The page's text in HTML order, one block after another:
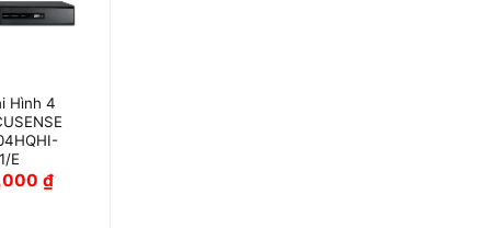
Hình 4
E
₫